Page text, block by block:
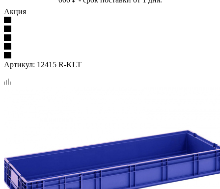
Акция
Артикул: 12415 R-KLT